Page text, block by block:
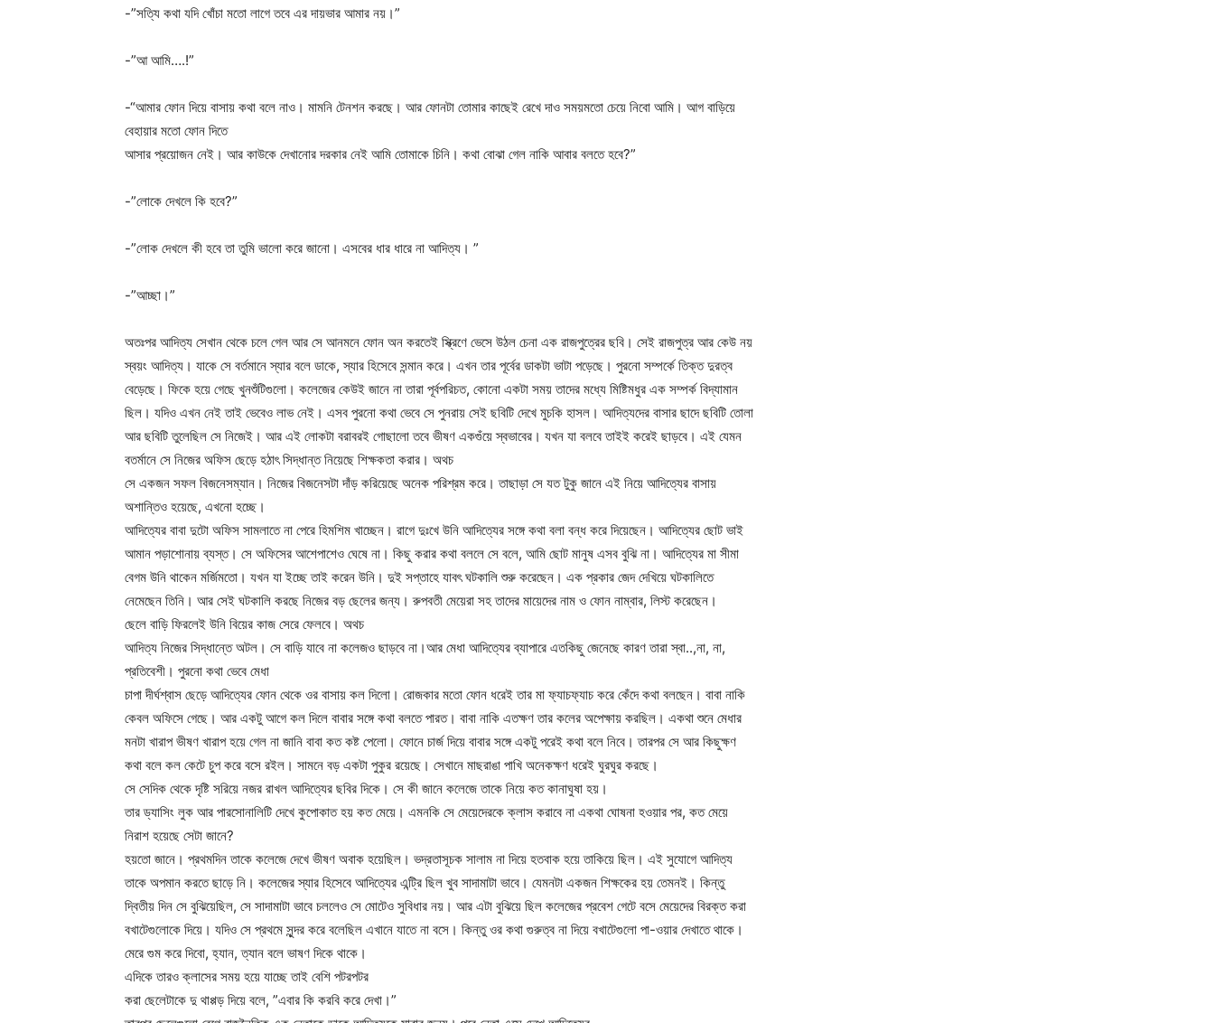
-”সত্যি কথা যদি খোঁচা মতো লাগে তবে এর দায়ভার আমার নয়।”
-”আ আমি….!”
-“আমার ফোন দিয়ে বাসায় কথা বলে নাও। মামনি টেনশন করছে। আর ফোনটা তোমার কাছেই রেখে দাও সময়মতো চেয়ে নিবো আমি। আগ বাড়িয়ে
বেহায়ার মতো ফোন দিতে
আসার প্রয়োজন নেই। আর কাউকে দেখানোর দরকার নেই আমি তোমাকে চিনি। কথা বোঝা গেল নাকি আবার বলতে হবে?”
-”লোকে দেখলে কি হবে?”
-”লোক দেখলে কী হবে তা তুমি ভালো করে জানো। এসবের ধার ধারে না আদিত্য। ”
-”আচ্ছা।”
অতঃপর আদিত্য সেখান থেকে চলে গেল আর সে আনমনে ফোন অন করতেই স্ক্রিণে ভেসে উঠল চেনা এক রাজপুত্রের ছবি। সেই রাজপুত্র আর কেউ নয়
স্বয়ং আদিত্য। যাকে সে বর্তমানে স্যার বলে ডাকে, স্যার হিসেবে সন্মান করে। এখন তার পূর্বের ডাকটা ভাটা পড়েছে। পুরনো সম্পর্কে তিক্ত দুরত্ব
বেড়েছে। ফিকে হয়ে গেছে খুনশুঁটিগুলো। কলেজের কেউই জানে না তারা পূর্বপরিচত, কোনো একটা সময় তাদের মধ্যে মিষ্টিমধুর এক সম্পর্ক বিদ্যামান
ছিল। যদিও এখন নেই তাই ভেবেও লাভ নেই। এসব পুরনো কথা ভেবে সে পুনরায় সেই ছবিটি দেখে মুচকি হাসল। আদিত্যদের বাসার ছাদে ছবিটি তোলা
আর ছবিটি তুলেছিল সে নিজেই। আর এই লোকটা বরাবরই গোছালো তবে ভীষণ একগুঁয়ে স্বভাবের। যখন যা বলবে তাইই করেই ছাড়বে। এই যেমন
বতর্মানে সে নিজের অফিস ছেড়ে হঠাৎ সিদ্ধান্ত নিয়েছে শিক্ষকতা করার। অথচ
সে একজন সফল বিজনেসম্যান। নিজের বিজনেসটা দাঁড় করিয়েছে অনেক পরিশ্রম করে। তাছাড়া সে যত টুকু জানে এই নিয়ে আদিত্যের বাসায়
অশান্তিও হয়েছে, এখনো হচ্ছে।
আদিত্যের বাবা দুটো অফিস সামলাতে না পেরে হিমশিম খাচ্ছেন। রাগে দুঃখে উনি আদিত্যের সঙ্গে কথা বলা বন্ধ করে দিয়েছেন। আদিত্যের ছোট ভাই
আমান পড়াশোনায় ব্যস্ত। সে অফিসের আশেপাশেও ঘেষে না। কিছু করার কথা বললে সে বলে, আমি ছোট মানুষ এসব বুঝি না। আদিত্যের মা সীমা
বেগম উনি থাকেন মর্জিমতো। যখন যা ইচ্ছে তাই করেন উনি। দুই সপ্তাহে যাবৎ ঘটকালি শুরু করেছেন। এক প্রকার জেদ দেখিয়ে ঘটকালিতে
নেমেছেন তিনি। আর সেই ঘটকালি করছে নিজের বড় ছেলের জন্য। রুপবতী মেয়েরা সহ তাদের মায়েদের নাম ও ফোন নাম্বার, লিস্ট করেছেন।
ছেলে বাড়ি ফিরলেই উনি বিয়ের কাজ সেরে ফেলবে। অথচ
আদিত্য নিজের সিদ্ধান্তে অটল। সে বাড়ি যাবে না কলেজও ছাড়বে না।আর মেধা আদিত্যের ব্যাপারে এতকিছু জেনেছে কারণ তারা স্বা..,না, না,
প্রতিবেশী। পুরনো কথা ভেবে মেধা
চাপা দীর্ঘশ্বাস ছেড়ে আদিত্যের ফোন থেকে ওর বাসায় কল দিলো। রোজকার মতো ফোন ধরেই তার মা ফ্যাচফ্যাচ করে কেঁদে কথা বলছেন। বাবা নাকি
কেবল অফিসে গেছে। আর একটু আগে কল দিলে বাবার সঙ্গে কথা বলতে পারত। বাবা নাকি এতক্ষণ তার কলের অপেক্ষায় করছিল। একথা শুনে মেধার
মনটা খারাপ ভীষণ খারাপ হয়ে গেল না জানি বাবা কত কষ্ট পেলো। ফোনে চার্জ দিয়ে বাবার সঙ্গে একটু পরেই কথা বলে নিবে। তারপর সে আর কিছুক্ষণ
কথা বলে কল কেটে চুপ করে বসে রইল। সামনে বড় একটা পুকুর রয়েছে। সেখানে মাছরাঙা পাখি অনেকক্ষণ ধরেই ঘুরঘুর করছে।
সে সেদিক থেকে দৃষ্টি সরিয়ে নজর রাখল আদিত্যের ছবির দিকে। সে কী জানে কলেজে তাকে নিয়ে কত কানাঘুষা হয়।
তার ড্যাসিং লুক আর পারসোনালিটি দেখে কুপোকাত হয় কত মেয়ে। এমনকি সে মেয়েদেরকে ক্লাস করাবে না একথা ঘোষনা হওয়ার পর, কত মেয়ে
নিরাশ হয়েছে সেটা জানে?
হয়তো জানে। প্রথমদিন তাকে কলেজে দেখে ভীষণ অবাক হয়েছিল। ভদ্রতাসূচক সালাম না দিয়ে হতবাক হয়ে তাকিয়ে ছিল। এই সুযোগে আদিত্য
তাকে অপমান করতে ছাড়ে নি। কলেজের স্যার হিসেবে আদিত্যের এন্ট্রি ছিল খুব সাদামাটা ভাবে। যেমনটা একজন শিক্ষকের হয় তেমনই। কিন্তু
দ্বিতীয় দিন সে বুঝিয়েছিল, সে সাদামাটা ভাবে চললেও সে মোটেও সুবিধার নয়। আর এটা বুঝিয়ে ছিল কলেজের প্রবেশ গেটে বসে মেয়েদের বিরক্ত করা
বখাটেগুলোকে দিয়ে। যদিও সে প্রথমে সুন্দর করে বলেছিল এখানে যাতে না বসে। কিন্তু ওর কথা গুরুত্ব না দিয়ে বখাটেগুলো পা-ওয়ার দেখাতে থাকে।
মেরে গুম করে দিবো, হ্যান, ত্যান বলে ভাষণ দিকে থাকে।
এদিকে তারও ক্লাসের সময় হয়ে যাচ্ছে তাই বেশি পটরপটর
করা ছেলেটাকে দু থাপ্পড় দিয়ে বলে, ”এবার কি করবি করে দেখা।”